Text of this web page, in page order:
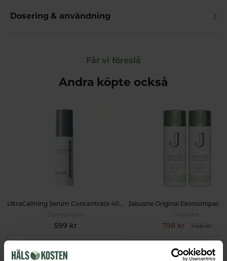
Dosering & användning
Får vi föreslå
Andra köpte också
UltraCalming Serum Concentrate 40ml
599 kr 798 kr 1 158 kr